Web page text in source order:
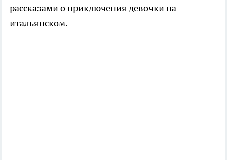
рассказами о приключения девочки на
итальянском.